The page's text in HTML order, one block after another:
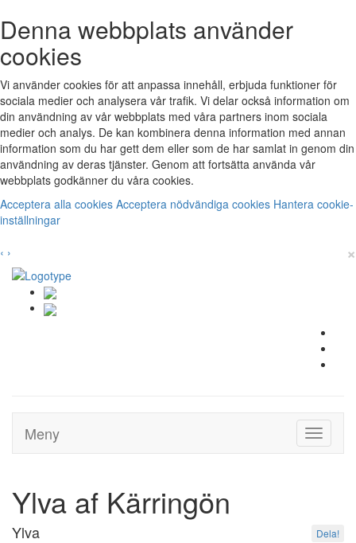
Denna webbplats använder
cookies
Vi använder cookies för att anpassa innehåll, erbjuda funktioner för
sociala medier och analysera vår trafik. Vi delar också information om
din användning av vår webbplats med våra partners inom sociala
medier och analys. De kan kombinera denna information med annan
information som du har gett dem eller som de har samlat in genom din
användning av deras tjänster. Genom att fortsätta använda vår
webbplats godkänner du våra cookies.
Acceptera alla cookies Acceptera nödvändiga cookies Hantera cookie-
inställningar
‹ › ×
Toggle
Meny
Ylva af Kärringön
Ylva Dela!